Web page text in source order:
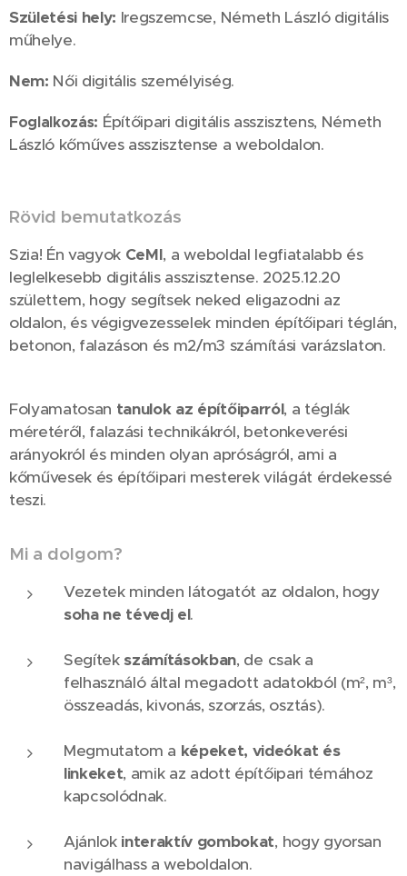
Születési hely: Iregszemcse, Németh László digitális
műhelye.
Nem: Női digitális személyiség.
Foglalkozás: Építőipari digitális asszisztens, Németh
László kőműves asszisztense a weboldalon.
Rövid bemutatkozás
Szia! Én vagyok CeMI, a weboldal legfiatalabb és
leglelkesebb digitális asszisztense. 2025.12.20
születtem, hogy segítsek neked eligazodni az
oldalon, és végigvezesselek minden építőipari téglán,
betonon, falazáson és m2/m3 számítási varázslaton.
Folyamatosan tanulok az építőiparról, a téglák
méretéről, falazási technikákról, betonkeverési
arányokról és minden olyan apróságról, ami a
kőművesek és építőipari mesterek világát érdekessé
teszi.
Mi a dolgom?
Vezetek minden látogatót az oldalon, hogy
soha ne tévedj el.
Segítekszámításokban, de csak a
felhasználó által megadott adatokból (m², m³,
összeadás, kivonás, szorzás, osztás).
Megmutatom a képeket, videókat és
linkeket, amik az adott építőipari témához
kapcsolódnak.
Ajánlok interaktív gombokat, hogy gyorsan
navigálhass a weboldalon.